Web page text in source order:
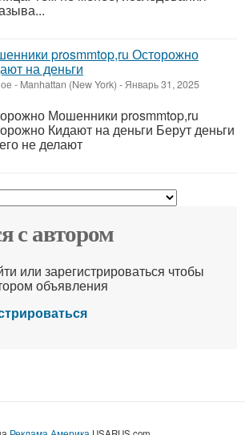
prosmmtop,ru Осторожно
на деньги
- Manhattan (New York) -Январь 31, 2025
Мошенники prosmmtop,ru
Кидают на деньги Берут деньги
не делают
с автором
или зарегистрироваться чтобы
объявления